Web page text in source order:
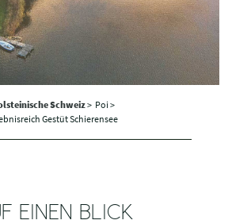
Schweiz> Poi >
Gestüt Schierensee
EINEN BLICK